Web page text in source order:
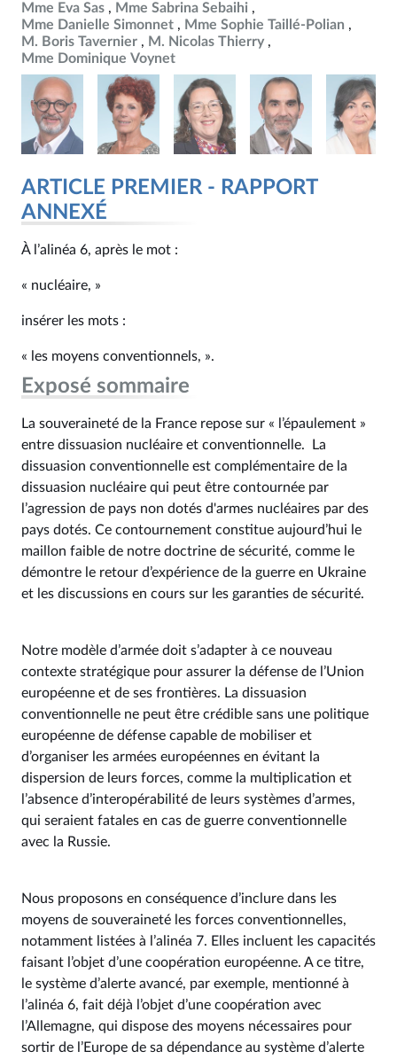
Mme Eva Sas
Mme Sabrina Sebaihi
Mme Danielle Simonnet
Mme Sophie Taillé-Polian
M. Boris Tavernier
M. Nicolas Thierry
Mme Dominique Voynet
ARTICLE PREMIER - RAPPORT
ANNEXÉ
À l’alinéa 6, après le mot :
« nucléaire, »
insérer les mots :
« les moyens conventionnels, ».
Exposé sommaire
La souveraineté de la France repose sur « l’épaulement »
entre dissuasion nucléaire et conventionnelle. La
dissuasion conventionnelle est complémentaire de la
dissuasion nucléaire qui peut être contournée par
l’agression de pays non dotés d'armes nucléaires par des
pays dotés. Ce contournement constitue aujourd’hui le
maillon faible de notre doctrine de sécurité, comme le
démontre le retour d’expérience de la guerre en Ukraine
et les discussions en cours sur les garanties de sécurité.
Notre modèle d’armée doit s’adapter à ce nouveau
contexte stratégique pour assurer la défense de l’Union
européenne et de ses frontières. La dissuasion
conventionnelle ne peut être crédible sans une politique
européenne de défense capable de mobiliser et
d’organiser les armées européennes en évitant la
dispersion de leurs forces, comme la multiplication et
l’absence d’interopérabilité de leurs systèmes d’armes,
qui seraient fatales en cas de guerre conventionnelle
avec la Russie.
Nous proposons en conséquence d’inclure dans les
moyens de souveraineté les forces conventionnelles,
notamment listées à l’alinéa 7. Elles incluent les capacités
faisant l’objet d’une coopération européenne. A ce titre,
le système d’alerte avancé, par exemple, mentionné à
l’alinéa 6, fait déjà l’objet d’une coopération avec
l’Allemagne, qui dispose des moyens nécessaires pour
sortir de l’Europe de sa dépendance au système d’alerte